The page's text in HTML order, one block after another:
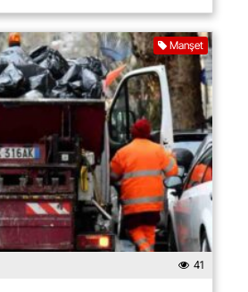
Manşet
41